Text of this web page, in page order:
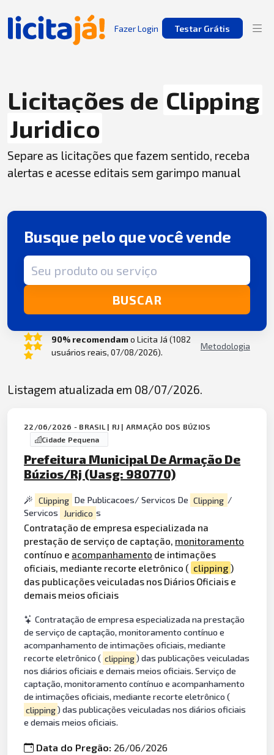
Fazer Login Testar Grátis
Licitações de Clipping
Juridico
Separe as licitações que fazem sentido, receba
alertas e acesse editais sem garimpo manual
Busque pelo que você vende
Termo de busca
BUSCAR
90% recomendamo Licita Já (1082
usuários reais, 07/08/2026).
Metodologia
Listagem atualizada em 08/07/2026.
22/06/2026 - BRASIL | RJ | ARMAÇÃO DOS BÚZIOS
Cidade Pequena
Prefeitura Municipal De Armação De
Búzios/Rj (Uasg: 980770)
Clipping De Publicacoes/ Servicos De Clipping /
Servicos
Juridico s
Contratação de empresa especializada na
prestação de serviço de captação, monitoramento
contínuo e acompanhamento de intimações
oficiais, mediante recorte eletrônico ( clipping )
das publicações veiculadas nos Diários Oficiais e
demais meios oficiais
Contratação de empresa especializada na prestação
de serviço de captação, monitoramento contínuo e
acompanhamento de intimações oficiais, mediante
recorte eletrônico ( clipping) das publicações veiculadas
nos diários oficiais e demais meios oficiais. Serviço de
captação, monitoramento contínuo e acompanhamento
de intimações oficiais, mediante recorte eletrônico (
clipping) das publicações veiculadas nos diários oficiais
e demais meios oficiais.
Data do Pregão: 26/06/2026